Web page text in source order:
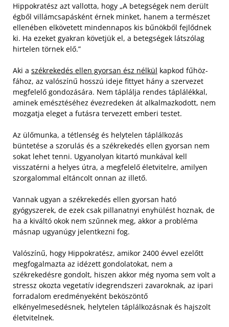
Hippokratész azt vallotta, hogy „A betegségek nem derült
égből villámcsapásként érnek minket, hanem a természet
ellenében elkövetett mindennapos kis bűnökből fejlődnek
ki. Ha ezeket gyakran követjük el, a betegségek látszólag
hirtelen törnek elő.”
Aki a székrekedés ellen gyorsan ész nélkül kapkod fűhöz-
fához, az valószínű hosszú ideje fittyet hány a szervezet
megfelelő gondozására. Nem táplálja rendes táplálékkal,
aminek emésztéséhez évezredeken át alkalmazkodott, nem
mozgatja eleget a futásra tervezett emberi testet.
Az ülőmunka, a tétlenség és helytelen táplálkozás
büntetése a szorulás és a székrekedés ellen gyorsan nem
sokat lehet tenni. Ugyanolyan kitartó munkával kell
visszatérni a helyes útra, a megfelelő életvitelre, amilyen
szorgalommal eltáncolt onnan az illető.
Vannak ugyan a székrekedés ellen gyorsan ható
gyógyszerek, de ezek csak pillanatnyi enyhülést hoznak, de
ha a kiváltó okok nem szűnnek meg, akkor a probléma
másnap ugyanúgy jelentkezni fog.
Valószínű, hogy Hippokratész, amikor 2400 évvel ezelőtt
megfogalmazta az idézett gondolatokat, nem a
székrekedésre gondolt, hiszen akkor még nyoma sem volt a
stressz okozta vegetatív idegrendszeri zavaroknak, az ipari
forradalom eredményeként beköszöntő
elkényelmesedésnek, helytelen táplálkozásnak és hajszolt
életvitelnek.